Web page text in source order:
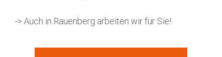
-> Auch in Rauenberg arbeiten wir für Sie!